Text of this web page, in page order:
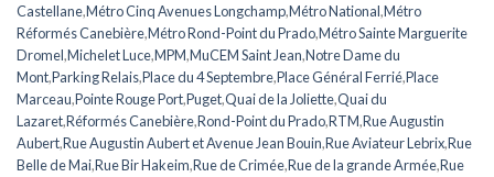
Castellane,Métro Cinq Avenues Longchamp,Métro National,Métro
Réformés Canebière,Métro Rond-Point du Prado,Métro Sainte Marguerite
Dromel,Michelet Luce,MPM,MuCEM Saint Jean,Notre Dame du
Mont,Parking Relais,Place du 4 Septembre,Place Général Ferrié,Place
Marceau,Pointe Rouge Port,Puget,Quai de la Joliette,Quai du
Lazaret,Réformés Canebière,Rond-Point du Prado,RTM,Rue Augustin
Aubert,Rue Augustin Aubert et Avenue Jean Bouin,Rue Aviateur Lebrix,Rue
Belle de Mai,Rue Bir Hakeim,Rue de Crimée,Rue de la grande Armée,Rue